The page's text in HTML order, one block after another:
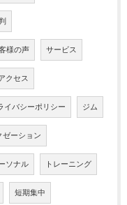
様の声 サービス
クセス
イバシーポリシー ジム
ーション
ソナル トレーニング
短期集中